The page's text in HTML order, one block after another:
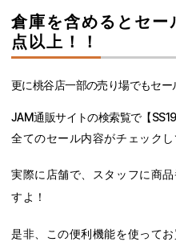
倉庫を含めるとセ
点以上！！
更に桃谷店一部の売り場でもセー
JAM通販サイトの検索覧で【
全てのセール内容がチェックし
実際に店舗で、スタッフに商
すよ！
是非、この便利機能を使って